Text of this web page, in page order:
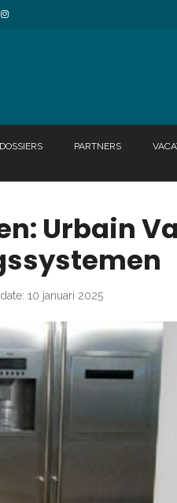
DOSSIERS PARTNERS
Urbain
10 januari 2025